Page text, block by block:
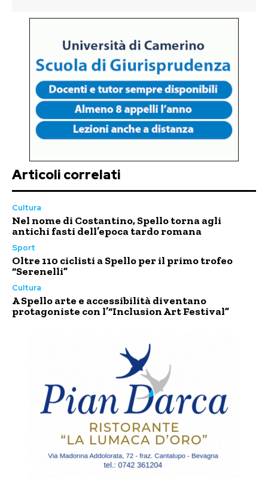
Articoli correlati
Cultura
Nel nome di Costantino, Spello torna agli
antichi fasti dell’epoca tardo romana
Sport
Oltre 110 ciclisti a Spello per il primo trofeo
“Serenelli”
Cultura
A Spello arte e accessibilità diventano
protagoniste con l’“Inclusion Art Festival”